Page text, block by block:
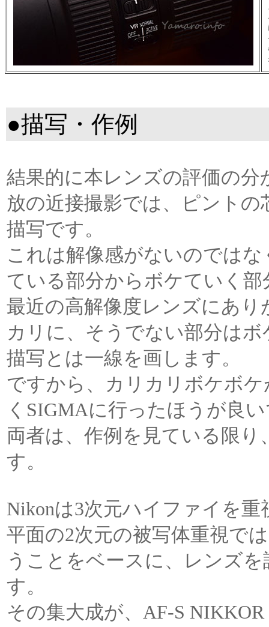
●描写・作例
結果的に本レンズの評価の
放の近接撮影では、ピント
描写です。
これは解像感がないのでは
ている部分からボケていく
最近の高解像度レンズにあ
カリに、そうでない部分は
描写とは一線を画します。
ですから、カリカリボケボ
くSIGMAに行ったほうが良
両者は、作例を見ている限
す。
Nikonは3次元ハイファイを
平面の2次元の被写体重視で
うことをベースに、レンズ
す。
その集大成が、AF-S NIKKOR